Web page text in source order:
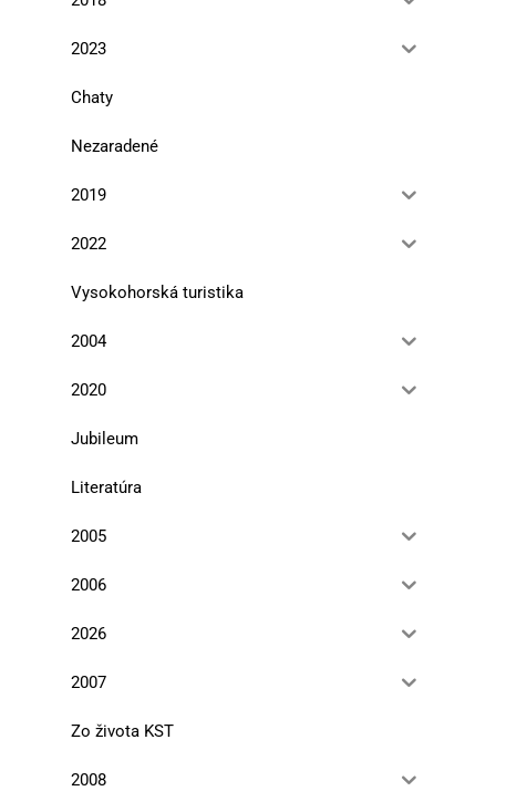
13. septembra 2021 15. novembra 2013
2023
Chaty
Nezaradené
2019
2022
Vysokohorská turistika
2004
2020
Jubileum
Literatúra
2005
2006
2026
2007
Zo života KST
2008